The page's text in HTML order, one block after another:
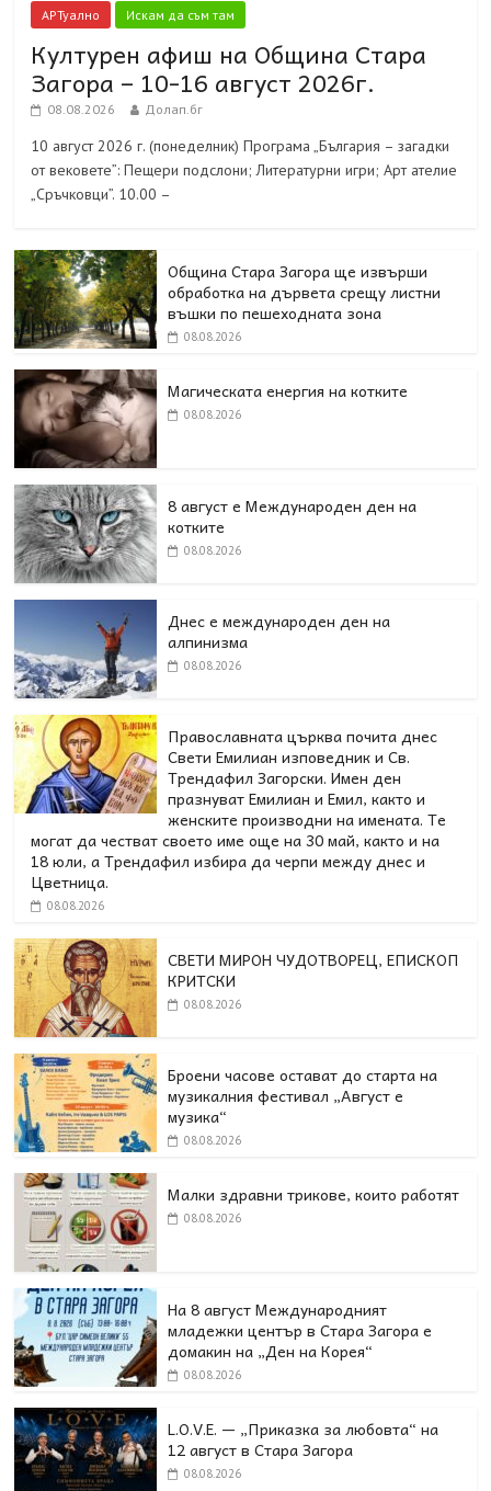
АРТуално Искам да съм там
Културен афиш на Община Стара
Загора – 10-16 август 2026г.
08.08.2026 Долап.бг
10 август 2026 г. (понеделник) Програма „България – загадки
от вековете”: Пещери подслони; Литературни игри; Арт ателие
„Сръчковци”. 10.00 –
Община Стара Загора ще извърши
обработка на дървета срещу листни
въшки по пешеходната зона
08.08.2026
Магическата енергия на котките
08.08.2026
8 август е Международен ден на
котките
08.08.2026
Днес е международен ден на
алпинизма
08.08.2026
Православната църква почита днес
Свети Емилиан изповедник и Св.
Трендафил Загорски. Имен ден
празнуват Емилиан и Емил, както и
женските производни на имената. Те
могат да честват своето име още на 30 май, както и на
18 юли, а Трендафил избира да черпи между днес и
Цветница.
08.08.2026
СВЕТИ МИРОН ЧУДОТВОРЕЦ, ЕПИСКОП
КРИТСКИ
08.08.2026
Броени часове остават до старта на
музикалния фестивал „Август е
музика“
08.08.2026
Малки здравни трикове, които работят
08.08.2026
На 8 август Международният
младежки център в Стара Загора е
домакин на „Ден на Корея“
08.08.2026
L.O.V.E. — „Приказка за любовта“ на
12 август в Стара Загора
08.08.2026